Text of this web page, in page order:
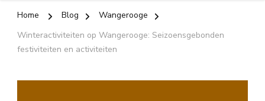
Home Blog
Wangerooge
Winteractiviteiten op Wangerooge: Seizoensgebonden
festiviteiten en activiteiten